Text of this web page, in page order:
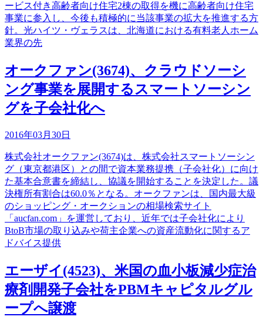
ービス付き高齢者向け住宅2棟の取得を機に高齢者向け住宅
事業に参入し、今後も積極的に当該事業の拡大を推進する方
針。光ハイツ・ヴェラスは、北海道における有料老人ホーム
業界の先
オークファン(3674)、クラウドソーシ
ング事業を展開するスマートソーシン
グを子会社化へ
2016年03月30日
株式会社オークファン(3674)は、株式会社スマートソーシン
グ（東京都港区）との間で資本業務提携（子会社化）に向け
た基本合意書を締結し、協議を開始することを決定した。議
決権所有割合は60.0％となる。オークファンは、国内最大級
のショッピング・オークションの相場検索サイト
「aucfan.com」を運営しており、近年では子会社化により
BtoB市場の取り込みや荷主企業への資産流動化に関するア
ドバイス提供
エーザイ(4523)、米国の血小板減少症治
療剤開発子会社をPBMキャピタルグル
ープへ譲渡